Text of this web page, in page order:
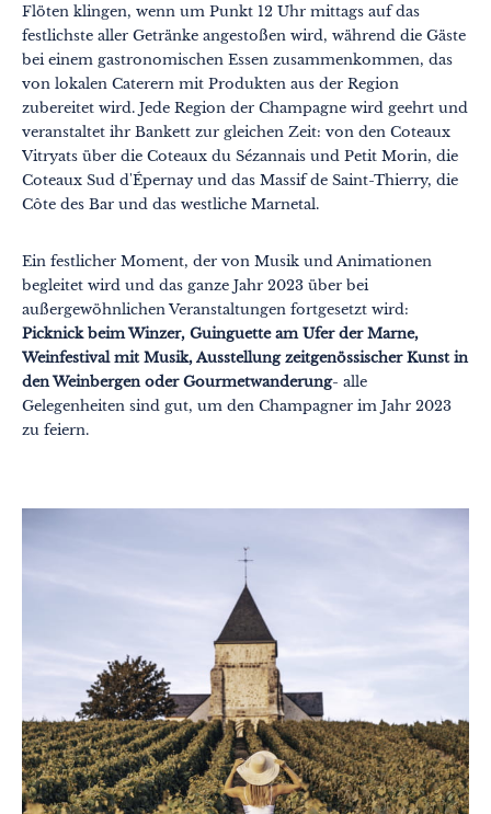
Gastronomie
Wellness
Kultur & Kulturerbe
Know-how
Verantwortungsvolles Reisen
Flöten klingen, wenn um Punkt 12 Uhr mittags auf das
festlichste aller Getränke angestoßen wird, während die Gäste
bei einem gastronomischen Essen zusammenkommen, das
von lokalen Caterern mit Produkten aus der Region
zubereitet wird. Jede Region der Champagne wird geehrt und
veranstaltet ihr Bankett zur gleichen Zeit: von den Coteaux
Vitryats über die Coteaux du Sézannais und Petit Morin, die
Coteaux Sud d'Épernay und das Massif de Saint-Thierry, die
Côte des Bar und das westliche Marnetal.
Ein festlicher Moment, der von Musik und Animationen
begleitet wird und das ganze Jahr 2023 über bei
außergewöhnlichen Veranstaltungen fortgesetzt wird:
Picknick beim Winzer, Guinguette am Ufer der Marne,
Weinfestival mit Musik, Ausstellung zeitgenössischer Kunst in
den Weinbergen oder Gourmetwanderung- alle
Gelegenheiten sind gut, um den Champagner im Jahr 2023
zu feiern.